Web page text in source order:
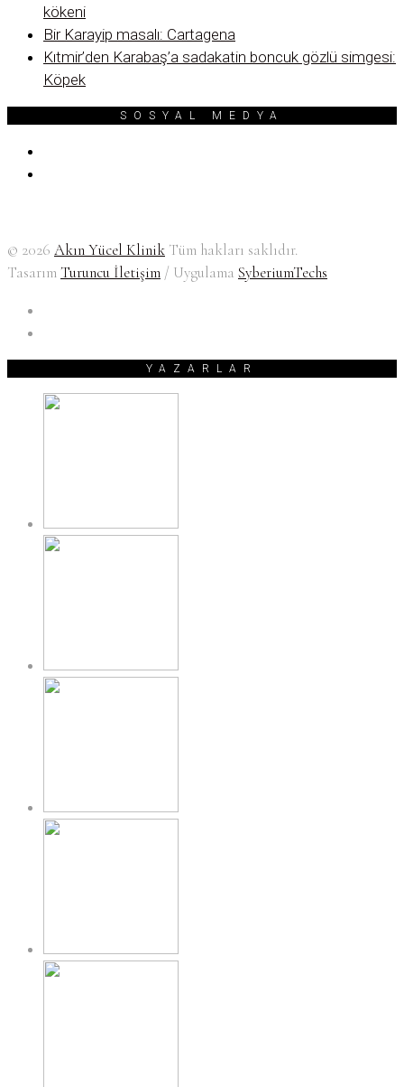
kökeni
Bir Karayip masalı: Cartagena
Kıtmir’den Karabaş’a sadakatin boncuk gözlü simgesi:
Köpek
SOSYAL MEDYA
© 2026 Akın Yücel Klinik Tüm hakları saklıdır.
Tasarım Turuncu İletişim / Uygulama SyberiumTechs
YAZARLAR